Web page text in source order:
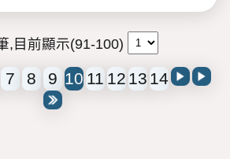
,目前顯示(91-100)
7 8 9 10 11 12 13 14